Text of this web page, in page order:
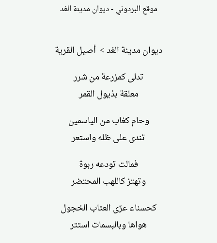
موقع البردوني - ديوان مدينة الغد
ديوان مدينة الغد > أصيل القرية
تدلى كمزرعة من شرر
معلقة بذيول القمر
وحام كغاب من الياسمين
تندى على ظله واستعر
فمالت تودعه ربوة
وتهتز كاللهب المحتضر
كحسناء عرّى العتاب الخجول
هواها وبالبسمات استتر